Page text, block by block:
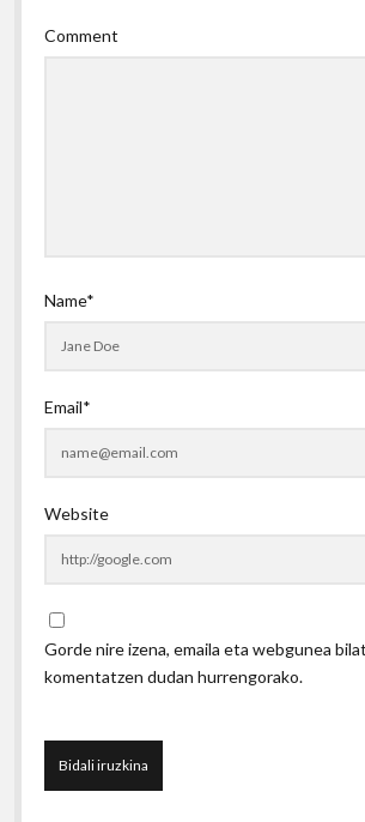
Comment
Name*
Email*
Website
Gorde nire izena, emaila eta webgunea
komentatzen dudan hurrengorako.